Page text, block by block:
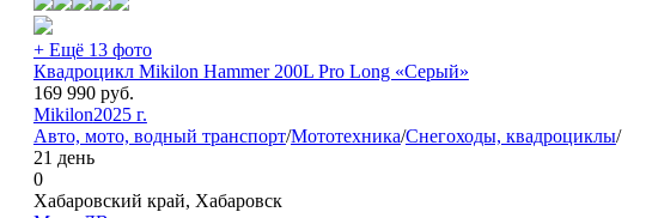
+ Ещё 13 фото
Квадроцикл Mikilon Hammer 200L Pro Long «Серый»
169 990 руб.
Mikilon2025 г.
Авто, мото, водный транспорт/Мототехника/Снегоходы, квадроциклы/
21 день
0
Хабаровский край, Хабаровск